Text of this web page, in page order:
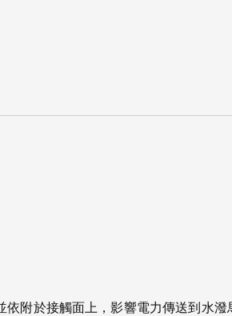
附於接觸面上，影響電力傳送到水潑